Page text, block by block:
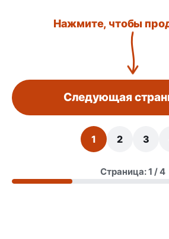
Нажмите, чтобы
Следующая
1 2 3
Страница: 1 / 4